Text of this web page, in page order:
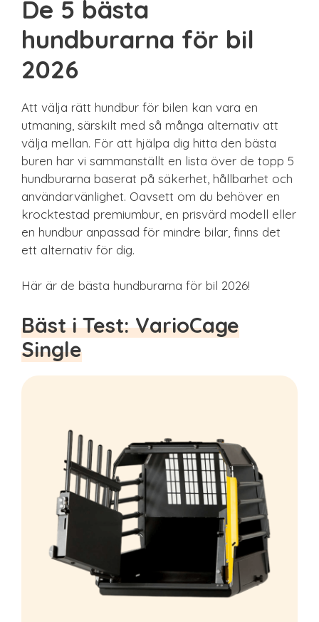
De 5 bästa
hundburarna för bil
2026
Att välja rätt hundbur för bilen kan vara en
utmaning, särskilt med så många alternativ att
välja mellan. För att hjälpa dig hitta den bästa
buren har vi sammanställt en lista över de topp 5
hundburarna baserat på säkerhet, hållbarhet och
användarvänlighet. Oavsett om du behöver en
krocktestad premiumbur, en prisvärd modell eller
en hundbur anpassad för mindre bilar, finns det
ett alternativ för dig.
Här är de bästa hundburarna för bil 2026!
Bäst i Test: VarioCage
Single